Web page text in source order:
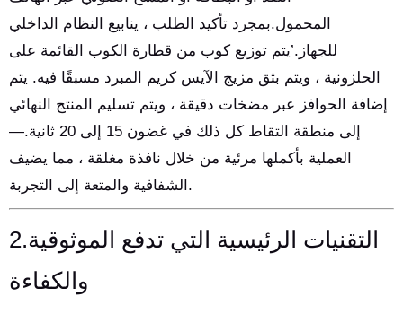
المحمول.بمجرد تأكيد الطلب ، ينابيع النظام الداخلي
للجهاز.’يتم توزيع كوب من قطارة الكوب القائمة على
الحلزونية ، ويتم بثق مزيج الآيس كريم المبرد مسبقًا فيه. يتم
إضافة الحوافز عبر مضخات دقيقة ، ويتم تسليم المنتج النهائي
إلى منطقة التقاط كل ذلك في غضون 15 إلى 20 ثانية.—
العملية بأكملها مرئية من خلال نافذة مغلقة ، مما يضيف
الشفافية والمتعة إلى التجربة.
2.التقنيات الرئيسية التي تدفع الموثوقية
والكفاءة